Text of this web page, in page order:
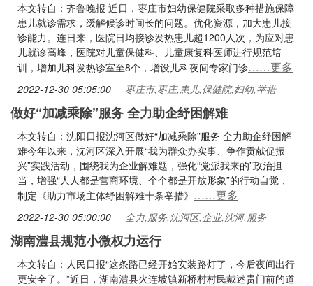
本文转自：齐鲁晚报 近日，枣庄市妇幼保健院采取多种措施保障
患儿就诊需求，缓解候诊时间长的问题。优化资源，加大患儿接
诊能力。连日来，医院日均接诊发热患儿超1200人次，为应对患
儿就诊高峰，医院对儿童保健科、儿童康复科医师进行规范培
训，增加儿科发热诊室至8个，增设儿科夜间专家门诊……更多
2022-12-30 05:05:00 枣庄市,枣庄,患儿,保健院,妇幼,举措
做好“加减乘除”服务 全力助企纾困解难
本文转自：沈阳日报沈河区做好“加减乘除”服务 全力助企纾困解
难今年以来，沈河区深入开展“我为群众办实事、争作贡献促振
兴”实践活动，围绕我为企业解难题，强化“党派我来的”政治担
当，增强“人人都是营商环境、个个都是开放形象”的行动自觉，
制定《助力市场主体纾困解难十条举措》 ……更多
2022-12-30 05:00:00 全力,服务,沈河区,企业,沈河,服务
湖南澧县规范小微权力运行
本文转自：人民日报“这条路已经开始安装路灯了，今后夜间出行
更安全了。”近日，湖南澧县火连坡镇新桥村村民戴述贵门前的道